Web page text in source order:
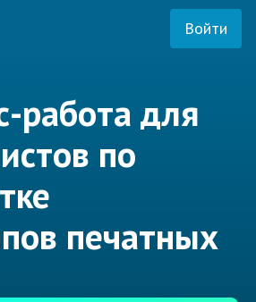
Войти
работа для
по
печатных